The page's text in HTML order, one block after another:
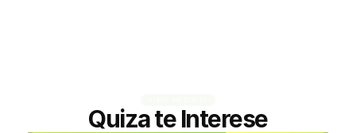
Quiza te Interese